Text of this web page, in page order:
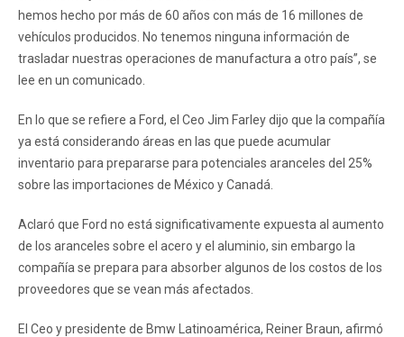
hemos hecho por más de 60 años con más de 16 millones de
vehículos producidos. No tenemos ninguna información de
trasladar nuestras operaciones de manufactura a otro país”, se
lee en un comunicado.
En lo que se refiere a Ford, el Ceo Jim Farley dijo que la compañía
ya está considerando áreas en las que puede acumular
inventario para prepararse para potenciales aranceles del 25%
sobre las importaciones de México y Canadá.
Aclaró que Ford no está significativamente expuesta al aumento
de los aranceles sobre el acero y el aluminio, sin embargo la
compañía se prepara para absorber algunos de los costos de los
proveedores que se vean más afectados.
El Ceo y presidente de Bmw Latinoamérica, Reiner Braun, afirmó